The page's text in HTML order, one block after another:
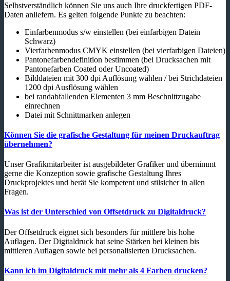
Selbstverständlich können Sie uns auch Ihre druckfertigen PDF-
Daten anliefern. Es gelten folgende Punkte zu beachten:
Einfarbenmodus s/w einstellen (bei einfarbigen Datein
Schwarz)
Vierfarbenmodus CMYK einstellen (bei vierfarbigen Dateien)
Pantonefarbendefinition bestimmen (bei Drucksachen mit
Pantonefarben Coated oder Uncoated)
Bilddateien mit 300 dpi Auflösung wählen / bei Strichdateien
1200 dpi Ausflösung wählen
bei randabfallenden Elementen 3 mm Beschnittzugabe
einrechnen
Datei mit Schnittmarken anlegen
Können Sie die grafische Gestaltung für meinen Druckauftrag
übernehmen?
Unser Grafikmitarbeiter ist ausgebildeter Grafiker und übernimmt
gerne die Konzeption sowie grafische Gestaltung Ihres
Druckprojektes und berät Sie kompetent und stilsicher in allen
Fragen.
Was ist der Unterschied von Offsetdruck zu Digitaldruck?
Der Offsetdruck eignet sich besonders für mittlere bis hohe
Auflagen. Der Digitaldruck hat seine Stärken bei kleinen bis
mittleren Auflagen sowie bei personalisierten Drucksachen.
Kann ich im Digitaldruck mit mehr als 4 Farben drucken?